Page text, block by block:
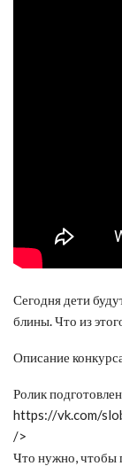
Сегодня дети
блины. Что из
Описание
Ролик
https://vk.com/
/>
Что нужно, чтобы